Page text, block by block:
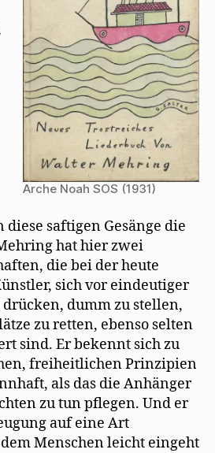
Arche Noah SOS (1931)
diese saftigen Gesänge die
hat hier zwei
die bei der heute
sich vor eindeutiger
dumm zu stellen,
zu retten, ebenso selten
sind. Er bekennt sich zu
freiheitlichen Prinzipien
als das die Anhänger
zu tun pflegen. Und er
auf eine Art
Menschen leicht eingeht